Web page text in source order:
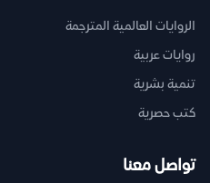
الروايات العالمية المترجمة
روايات عربية
تنمية بشرية
كتب حصرية
تواصل معنا